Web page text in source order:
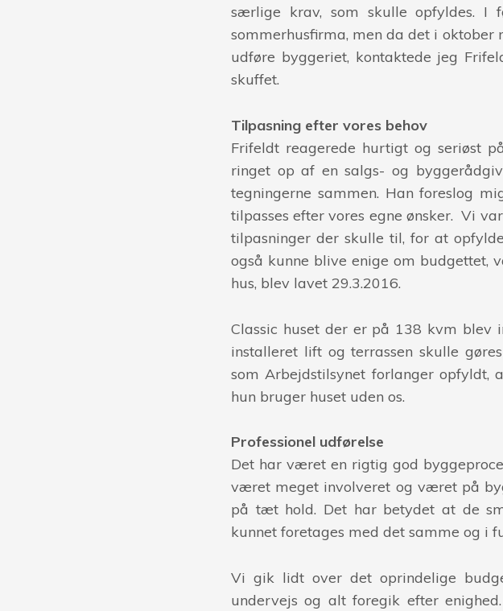
særlige krav, som skulle opfyldes. I
sommerhusfirma, men da det i
udføre byggeriet, kontaktede jeg
skuffet.
Tilpasning efter vores behov
Frifeldt reagerede hurtigt og seriøst
ringet op af en salgs- og
tegningerne sammen. Han foreslog
tilpasses efter vores egne ønsker. Vi
tilpasninger der skulle til, for at
også kunne blive enige om budgettet,
hus, blev lavet 29.3.2016.
Classic huset der er på 138 kvm blev
installeret lift og terrassen skulle
som Arbejdstilsynet forlanger opfyldt,
hun bruger huset uden os.
Professionel udførelse
Det har været en rigtig god
været meget involveret og været på
på tæt hold. Det har betydet at de
kunnet foretages med det samme og i
Vi gik lidt over det oprindelige
undervejs og alt foregik efter